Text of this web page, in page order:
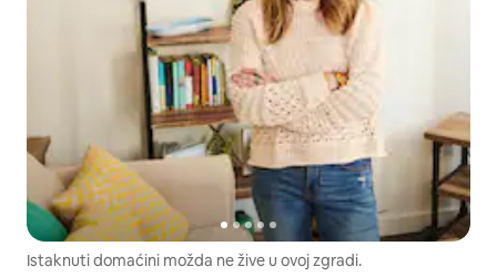
Istaknuti domaćini možda ne žive u ovoj zgradi.